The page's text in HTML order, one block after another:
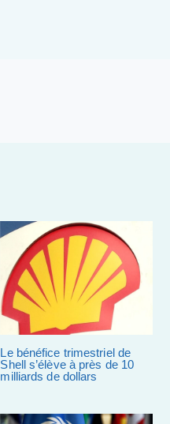
Le bénéfice trimestriel de
Shell s’élève à près de 10
milliards de dollars